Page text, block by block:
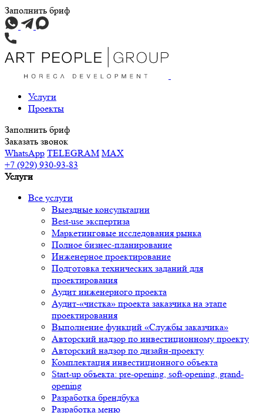
Заполнить бриф
Услуги
Проекты
Заполнить бриф
Заказать звонок
WhatsApp TELEGRAM MAX
+7 (929) 930-93-83
Услуги
Все услуги
Выездные консультации
Best-use экспертиза
Маркетинговые исследования рынка
Полное бизнес-планирование
Инженерное проектирование
Подготовка технических заданий для
проектирования
Аудит инженерного проекта
Аудит-«чистка» проекта заказчика на этапе
проектирования
Выполнение функций «Службы заказчика»
Авторский надзор по инвестиционному проекту
Авторский надзор по дизайн-проекту
Комплектация инвестиционного объекта
Start-up объекта: pre-opening, soft-opening, grand-
opening
Разработка брендбука
Разработка меню